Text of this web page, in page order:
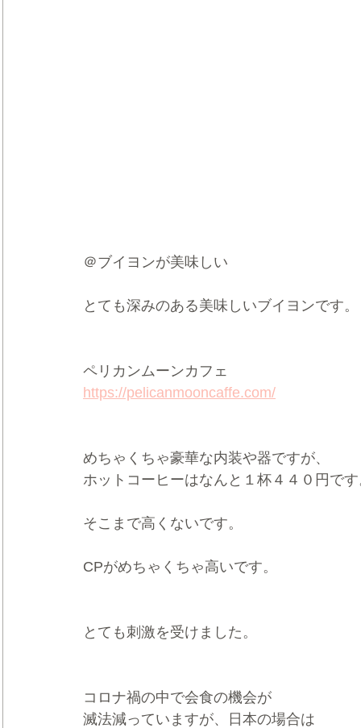
＠ブイヨンが美味しい
とても深みのある美味しいブイヨンです。
ペリカンムーンカフェ
https://pelicanmooncaffe.com/
めちゃくちゃ豪華な内装や器ですが、
ホットコーヒーはなんと１杯４４０円で
そこまで高くないです。
CPがめちゃくちゃ高いです。
とても刺激を受けました。
コロナ禍の中で会食の機会が
滅法減っていますが、日本の場合は